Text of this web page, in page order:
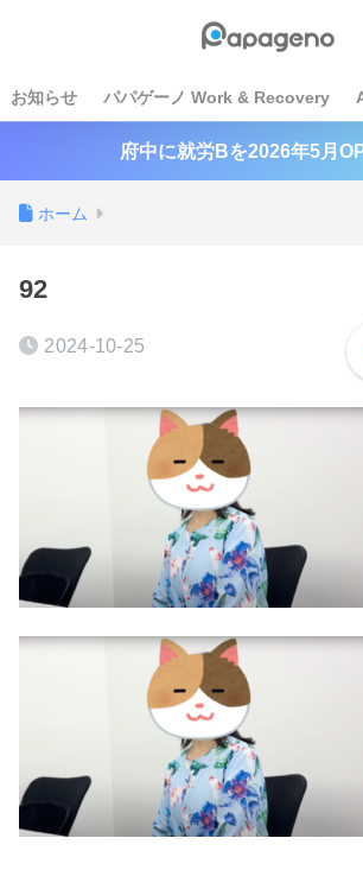
お知らせ パパゲーノ Work & Recovery
府中に就労Bを2026年5月
ホーム
92
2024-10-25